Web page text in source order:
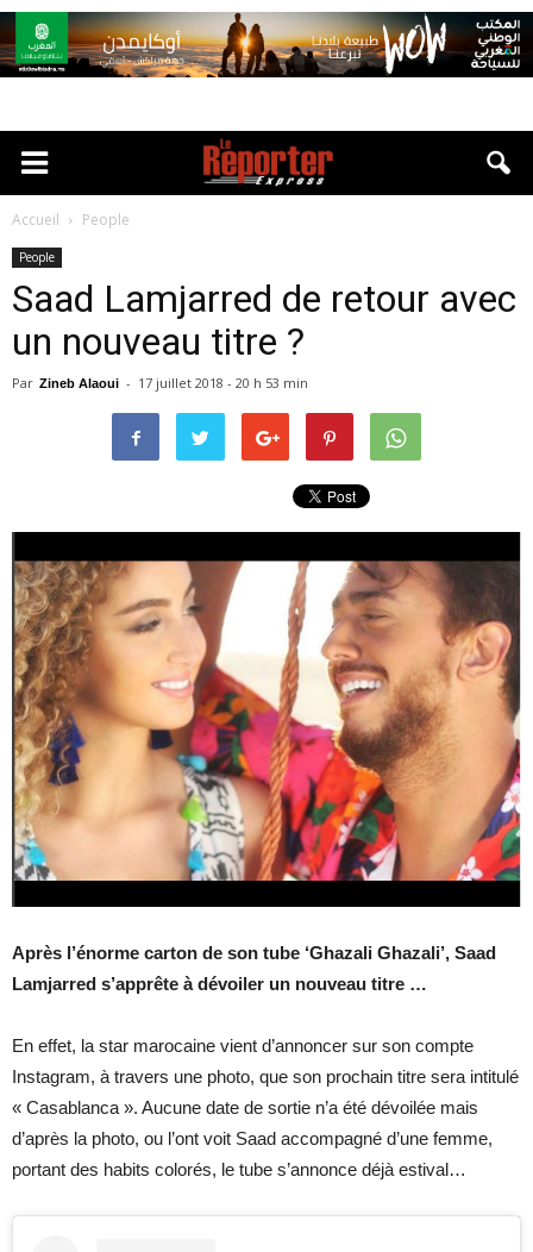
Accueil People
People
Saad Lamjarred de retour avec
un nouveau titre ?
Par Zineb Alaoui - 17 juillet 2018 - 20 h 53 min
Après l’énorme carton de son tube ‘Ghazali Ghazali’, Saad
Lamjarred s’apprête à dévoiler un nouveau titre …
En effet, la star marocaine vient d’annoncer sur son compte
Instagram, à travers une photo, que son prochain titre sera intitulé
« Casablanca ». Aucune date de sortie n’a été dévoilée mais
d’après la photo, ou l’ont voit Saad accompagné d’une femme,
portant des habits colorés, le tube s’annonce déjà estival…